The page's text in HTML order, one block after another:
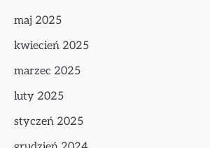
maj 2025
kwiecień 2025
marzec 2025
luty 2025
styczeń 2025